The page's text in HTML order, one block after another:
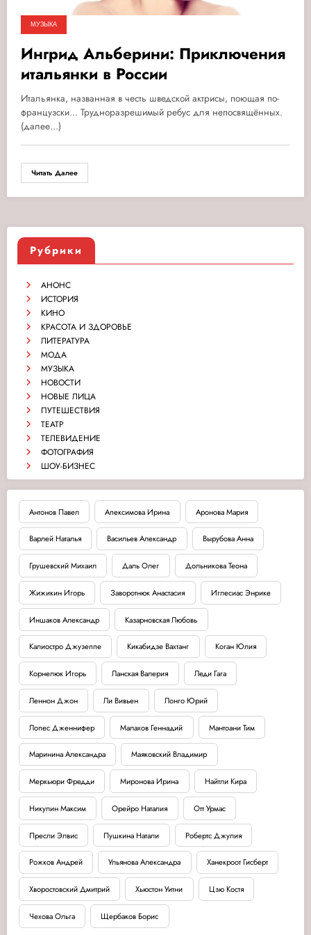
МУЗЫКА
Ингрид Альберини: Приключения
итальянки в России
Итальянка, названная в честь шведской актрисы, поющая по-
французски... Трудноразрешимый ребус для непосвящённых.
(далее…)
Читать Далее
Рубрики
АНОНС
ИСТОРИЯ
КИНО
КРАСОТА И ЗДОРОВЬЕ
ЛИТЕРАТУРА
МОДА
МУЗЫКА
НОВОСТИ
НОВЫЕ ЛИЦА
ПУТЕШЕСТВИЯ
ТЕАТР
ТЕЛЕВИДЕНИЕ
ФОТОГРАФИЯ
ШОУ-БИЗНЕС
Антонов Павел Апексимова Ирина Аронова Мария
Варлей Наталья Васильев Александр Вырубова Анна
Грушевский Михаил Даль Олег Дольникова Теона
Жижикин Игорь Заворотнюк Анастасия Иглесиас Энрике
Иншаков Александр Казарновская Любовь
Калиостро Джузеппе Кикабидзе Вахтанг Коган Юлия
Корнелюк Игорь Ланская Валерия Леди Гага
Леннон Джон Ли Вивьен Лонго Юрий
Лопес Дженнифер Малахов Геннадий Мантоани Тим
Маринина Александра Маяковский Владимир
Меркьюри Фредди Миронова Ирина Найтли Кира
Никулин Максим Орейро Наталия Отт Урмас
Пресли Элвис Пушкина Натали Робертс Джулия
Рожков Андрей Ульянова Александра Ханекроот Гисберт
Хворостовский Дмитрий Хьюстон Уитни Цзю Костя
Чехова Ольга Щербаков Борис